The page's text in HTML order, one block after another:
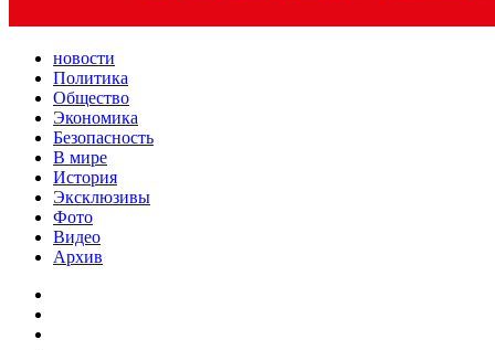
новости
Политика
Общество
Экономика
Безопасность
В мире
История
Эксклюзивы
Фото
Видео
Архив